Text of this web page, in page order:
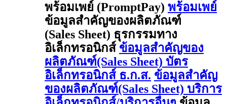
พร้อมเพย์ (PromptPay) พร้อมเพย์
ข้อมูลสำคัญของผลิตภัณฑ์
(Sales Sheet) ธุรกรรมทาง
อิเล็กทรอนิกส์ ข้อมูลสำคัญของ
ผลิตภัณฑ์(Sales Sheet) บัตร
อิเล็กทรอนิกส์ ธ.ก.ส. ข้อมูลสำคัญ
ของผลิตภัณฑ์(Sales Sheet) บริการ